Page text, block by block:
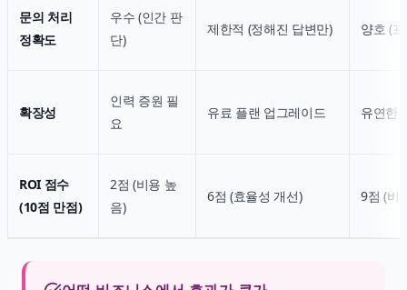
문의 처리
정확도
우수 (인간 판
단)
제한적 (정해진 답변만) 양호 (
확장성
인력 증원 필
요
유료 플랜 업그레이드 유연한
ROI 점수
(10점 만점)
2점 (비용 높
음)
6점 (효율성 개선) 9점 (비